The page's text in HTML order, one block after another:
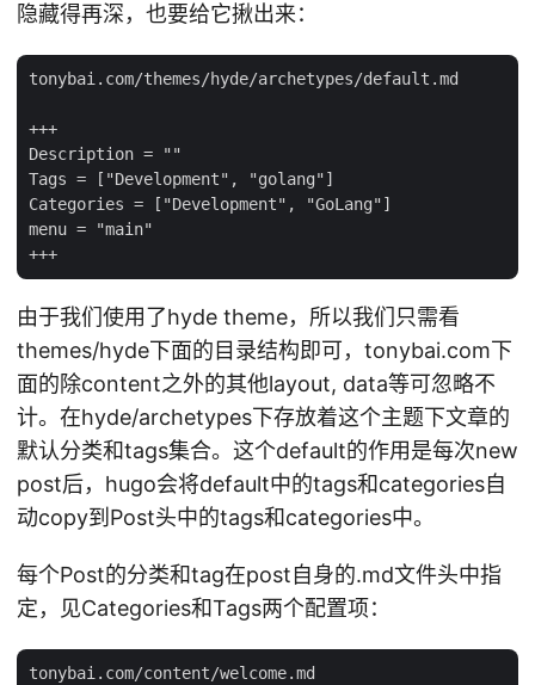
隐藏得再深，也要给它揪出来：
tonybai.com/themes/hyde/archetypes/default.md
+++
Description = ""
Tags = ["Development", "golang"]
Categories = ["Development", "GoLang"]
menu = "main"
由于我们使用了hyde theme，所以我们只需看
themes/hyde下面的目录结构即可，tonybai.com下
面的除content之外的其他layout, data等可忽略不
计。在hyde/archetypes下存放着这个主题下文章的
默认分类和tags集合。这个default的作用是每次new
post后，hugo会将default中的tags和categories自
动copy到Post头中的tags和categories中。
每个Post的分类和tag在post自身的.md文件头中指
定，见Categories和Tags两个配置项：
tonybai.com/content/welcome.md